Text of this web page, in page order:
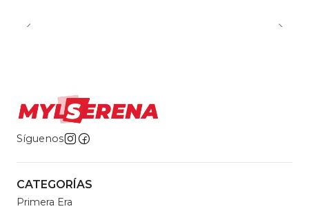
Síguenos
CATEGORÍAS
Primera Era